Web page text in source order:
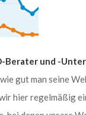
Berater und -
gut man seine
hier regelmäßig